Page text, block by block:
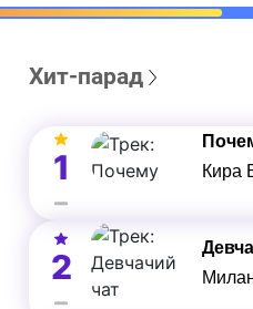
Хит-парад
1
Кира
2